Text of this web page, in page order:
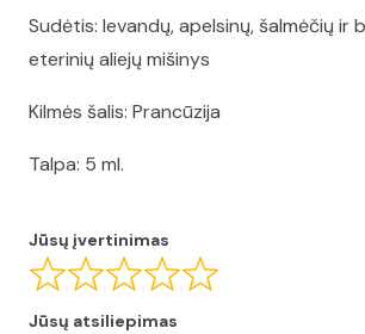
Sudėtis: levandų, apelsinų, šalmėčių ir
eterinių aliejų mišinys
Kilmės šalis: Prancūzija
Talpa: 5 ml.
Jūsų įvertinimas
Jūsų atsiliepimas